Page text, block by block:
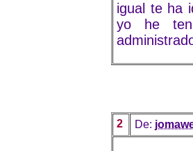
igual te ha
yo he
2 De: